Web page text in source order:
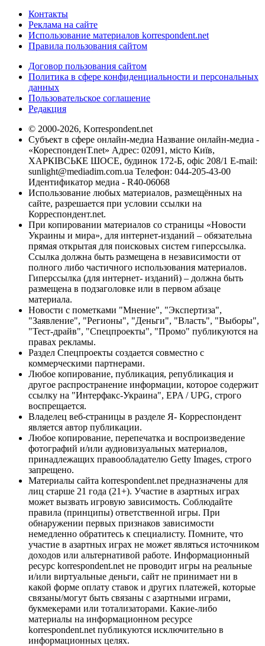
Контакты
Реклама на сайте
Использование материалов korrespondent.net
Правила пользования сайтом
Договор пользования сайтом
Политика в сфере конфиденциальности и персональных
данных
Пользовательское соглашение
Редакция
© 2000-2026, Korrespondent.net
Субъект в сфере онлайн-медиа Название онлайн-медиа -
«КореспонденТ.net» Адрес: 02091, місто Київ,
ХАРКІВСЬКЕ ШОСЕ, будинок 172-Б, офіс 208/1 E-mail:
sunlight@mediadim.com.ua Телефон: 044-205-43-00
Идентификатор медиа - R40-06068
Использование любых материалов, размещённых на
сайте, разрешается при условии ссылки на
Корреспондент.net.
При копировании материалов со страницы «Новости
Украины и мира», для интернет-изданий – обязательна
прямая открытая для поисковых систем гиперссылка.
Ссылка должна быть размещена в независимости от
полного либо частичного использования материалов.
Гиперссылка (для интернет- изданий) – должна быть
размещена в подзаголовке или в первом абзаце
материала.
Новости с пометками "Мнение", "Экспертиза",
"Заявление", "Регионы", "Деньги", "Власть", "Выборы",
"Тест-драйв", "Спецпроекты", "Промо" публикуются на
правах рекламы.
Раздел Спецпроекты создается совместно с
коммерческими партнерами.
Любое копирование, публикация, републикация и
другое распространение информации, которое содержит
ссылку на "Интерфакс-Украина", EPA / UPG, строго
воспрещается.
Владелец веб-страницы в разделе Я- Корреспондент
является автор публикации.
Любое копирование, перепечатка и воспроизведение
фотографий и/или аудиовизуальных материалов,
принадлежащих правообладателю Getty Images, строго
запрещено.
Материалы сайта korrespondent.net предназначены для
лиц старше 21 года (21+). Участие в азартных играх
может вызвать игровую зависимость. Соблюдайте
правила (принципы) ответственной игры. При
обнаружении первых признаков зависимости
немедленно обратитесь к специалисту. Помните, что
участие в азартных играх не может являться источником
доходов или альтернативой работе. Информационный
ресурс korrespondent.net не проводит игры на реальные
и/или виртуальные деньги, сайт не принимает ни в
какой форме оплату ставок и других платежей, которые
связаны/могут быть связаны с азартными играми,
букмекерами или тотализаторами. Какие-либо
материалы на информационном ресурсе
korrespondent.net публикуются исключительно в
информационных целях.